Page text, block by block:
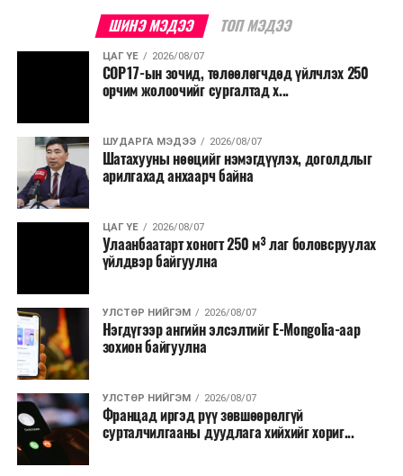
ШИНЭ МЭДЭЭ ТОП МЭДЭЭ
ЦАГ ҮЕ 2026/08/07
COP17-ын зочид, төлөөлөгчдөд үйлчлэх 250
орчим жолоочийг сургалтад х...
ШУДАРГА МЭДЭЭ 2026/08/07
Шатахууны нөөцийг нэмэгдүүлэх, доголдлыг
арилгахад анхаарч байна
ЦАГ ҮЕ 2026/08/07
Улаанбаатарт хоногт 250 м³ лаг боловсруулах
үйлдвэр байгуулна
УЛСТӨР НИЙГЭМ 2026/08/07
Нэгдүгээр ангийн элсэлтийг E-Mongolia-аар
зохион байгуулна
УЛСТӨР НИЙГЭМ 2026/08/07
Францад иргэд рүү зөвшөөрөлгүй
сурталчилгааны дуудлага хийхийг хориг...